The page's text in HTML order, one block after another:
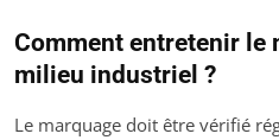
Comment entretenir le
milieu industriel ?
Le marquage doit être vérifié